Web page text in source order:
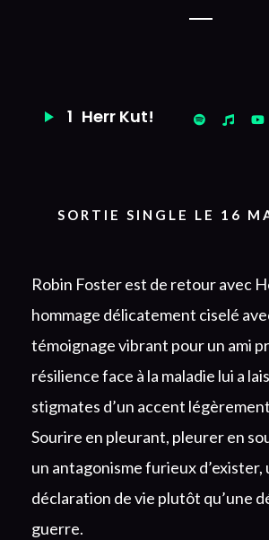
1 Herr Kut!
SORTIE SINGLE LE 16
Robin Foster est de retour avec
hommage délicatement ciselé
témoignage vibrant pour un ami
résilience face à la maladie lui a
stigmates d’un accent
Sourire en pleurant, pleurer en
un antagonisme furieux d’exister,
déclaration de vie plutôt qu’une
guerre.